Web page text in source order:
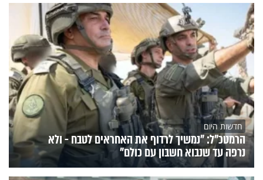
חדשות היום
הרמטכ"ל: "נמשיך לרדוף את האחראים לטבח - ולא
נרפה עד שנבוא חשבון עם כולם"